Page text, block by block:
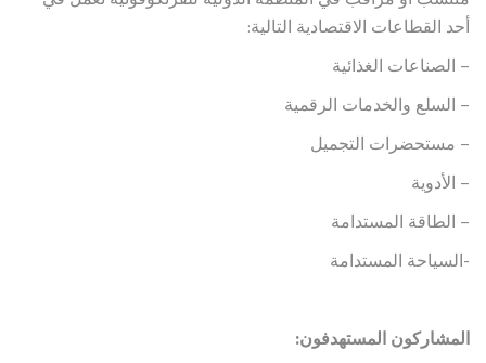
أحد القطاعات الاقتصادية التالية:
– الصناعات الغذائية
– السلع والخدمات الرقمية
– مستحضرات التجميل
– الأدوية
– الطاقة المستدامة
-السياحة المستدامة
المشاركون المستهدفون: